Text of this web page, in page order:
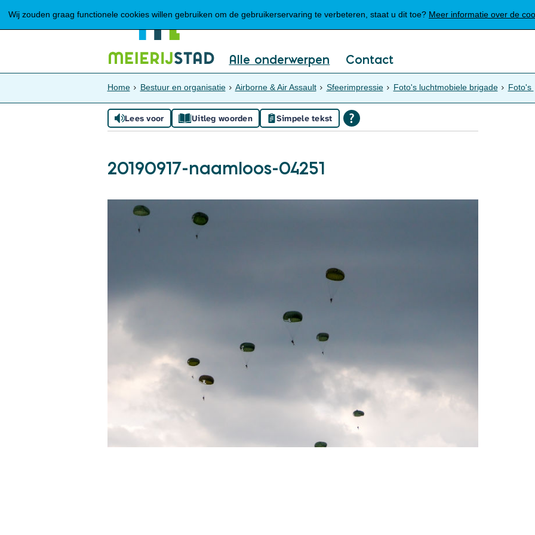
Wij zouden graag functionele cookies willen gebruiken om de gebruikerservaring te verbeteren, staat u dit toe? Meer informatie over de
Mijn Meierijstad
Alle onderwerpen Contact
Home Bestuur en organisatie Airborne & Air Assault Sfeerimpressie Foto's luchtmobiele brigade Foto's
Lees voor Uitleg woorden Simpele tekst
20190917-naamloos-04251